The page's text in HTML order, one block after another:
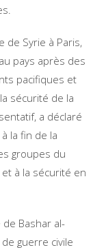
de Syrie à Paris,
pays après des
pacifiques et
sécurité de la
a déclaré
la fin de la
groupes du
à la sécurité en
Bashar al-
guerre civile